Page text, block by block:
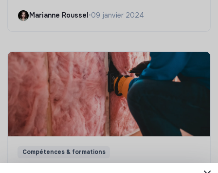
Marianne Roussel •09 janvier 2024
Compétences & formations